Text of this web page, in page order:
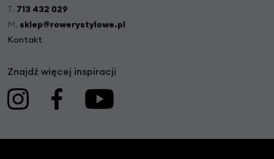
T. 713 432 029
M. sklep@rowerystylowe.pl
Kontakt
Znajdź więcej inspiracji